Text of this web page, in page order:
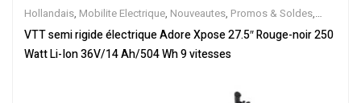
Hollandais, Mobilite Electrique, Nouveautes, Promos & Soldes,
Semi-Rigides,Vélo électrique ville,Velos Electriques,VTT
Électriques
VTT semi rigide électrique Adore Xpose 27.5″ Rouge-noir 250
Watt Li-Ion 36V/14 Ah/504 Wh 9 vitesses